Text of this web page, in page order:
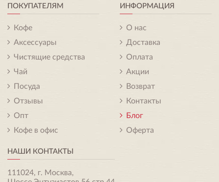
ПОКУПАТЕЛЯМ
Кофе
Аксессуары
Чистящие средства
Чай
Посуда
Отзывы
Опт
Кофе в офис
ИНФОРМАЦИЯ
О нас
Доставка
Оплата
Акции
Возврат
Контакты
Блог
Оферта
НАШИ КОНТАКТЫ
111024, г. Москва,